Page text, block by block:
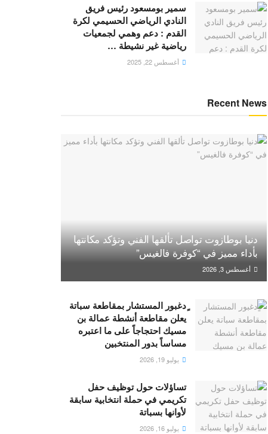
سمير بومسعود رئيس فريق
النادي الرياضي الحسيمي لكرة
القدم : دعم وهمي لجمعيات
رياضية غير نشيطة …
أغسطس 22, 2025
Recent News
دنيا بوطازوت تواصل تألقها الفني وتؤكد مكانتها
بأداء مميز في “كوفرة فالغيس”
أغسطس 3, 2026
ٍدغبور المستشار بمقاطعة سباتة
يعلن مقاطعة أنشطة عمالة بن
مسيك احتجاجاً على ما اعتبره
مساساً بدور المنتخبين
يوليو 19, 2026
تساؤلات حول توظيف حفل
تكريمي في حملة انتخابية سابقة
لأوانها بسباتة
يوليو 16, 2026